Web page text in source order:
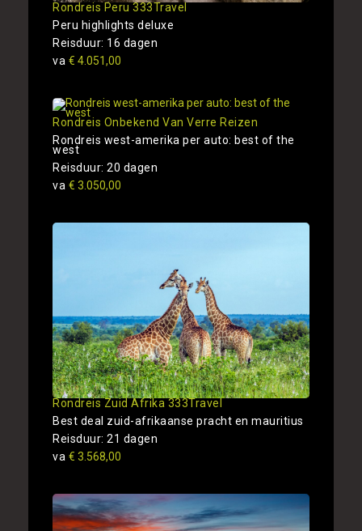
Rondreis Peru 333Travel
Peru highlights deluxe
Reisduur: 16 dagen
va € 4.051,00
Rondreis Onbekend Van Verre Reizen
Rondreis west-amerika per auto: best of the
west
Reisduur: 20 dagen
va € 3.050,00
Rondreis Zuid Afrika 333Travel
Best deal zuid-afrikaanse pracht en mauritius
Reisduur: 21 dagen
va € 3.568,00